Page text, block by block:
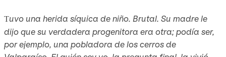
Tuvo una herida síquica de niño. Brutal. Su madre le
dijo que su verdadera progenitora era otra; podía ser,
por ejemplo, una pobladora de los cerros de